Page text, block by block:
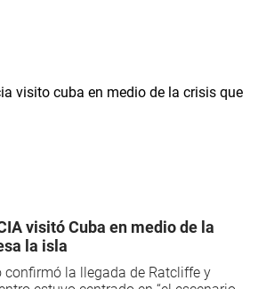
visitó Cuba en medio de la
la isla
confirmó la llegada de Ratcliffe y